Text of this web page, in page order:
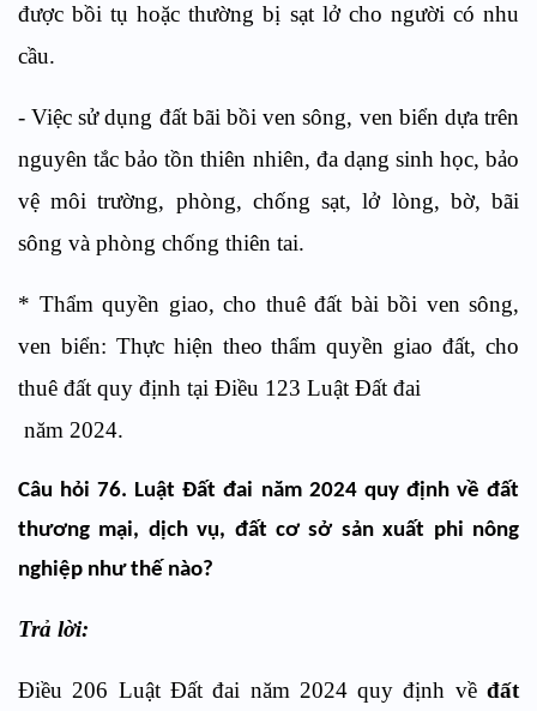
được bồi tụ hoặc thường bị sạt lở cho người có nhu
cầu.
- Việc sử dụng đất bãi bồi ven sông, ven biển dựa trên
nguyên tắc bảo tồn thiên nhiên, đa dạng sinh học, bảo
vệ môi trường, phòng, chống sạt, lở lòng, bờ, bãi
sông và phòng chống thiên tai.
* Thẩm quyền giao, cho thuê đất bài bồi ven sông,
ven biển: Thực hiện theo thẩm quyền giao đất, cho
thuê đất quy định tại Điều 123 Luật Đất đai
năm 2024.
Câu hỏi 76. Luật Đất đai năm 2024 quy định về đất
thương mại, dịch vụ, đất cơ sở sản xuất phi nông
nghiệp như thế nào?
Trả lời:
Điều 206 Luật Đất đai năm 2024 quy định về đất